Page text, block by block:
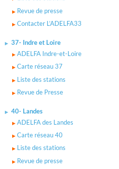
Revue de presse
Contacter L’ADELFA33
37- Indre et Loire
ADELFA Indre-et-Loire
Carte réseau 37
Liste des stations
Revue de Presse
40- Landes
ADELFA des Landes
Carte réseau 40
Liste des stations
Revue de presse